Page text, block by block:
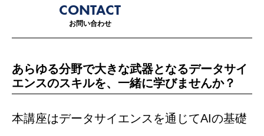
その他のリンク
サイト内検索
CONTACT
お問い合わせ
あらゆる分野で大きな武器となるデータサイ
エンスのスキルを、一緒に学びませんか？
本講座はデータサイエンスを通じてAIの基礎